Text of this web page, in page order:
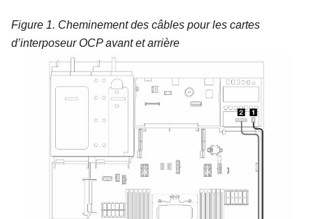
Figure 1. Cheminement des câbles pour les cartes
d’interposeur OCP avant et arrière